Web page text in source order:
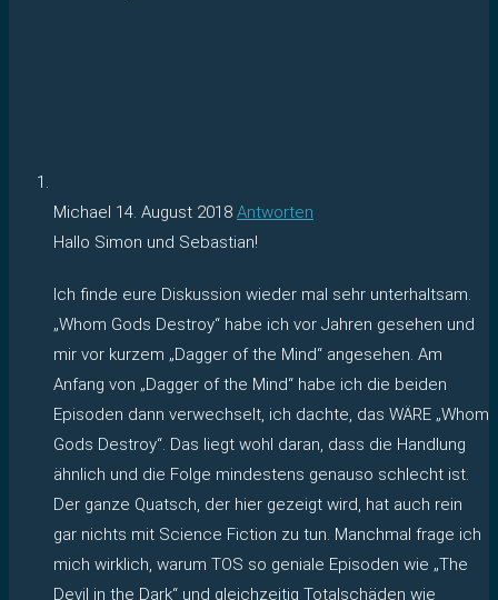
Michael 14. August 2018 Antworten
Hallo Simon und Sebastian!
Ich finde eure Diskussion wieder mal sehr unterhaltsam.
„Whom Gods Destroy“ habe ich vor Jahren gesehen und
mir vor kurzem „Dagger of the Mind“ angesehen. Am
Anfang von „Dagger of the Mind“ habe ich die beiden
Episoden dann verwechselt, ich dachte, das WÄRE „Whom
Gods Destroy“. Das liegt wohl daran, dass die Handlung
ähnlich und die Folge mindestens genauso schlecht ist.
Der ganze Quatsch, der hier gezeigt wird, hat auch rein
gar nichts mit Science Fiction zu tun. Manchmal frage ich
mich wirklich, warum TOS so geniale Episoden wie „The
Devil in the Dark“ und gleichzeitig Totalschäden wie